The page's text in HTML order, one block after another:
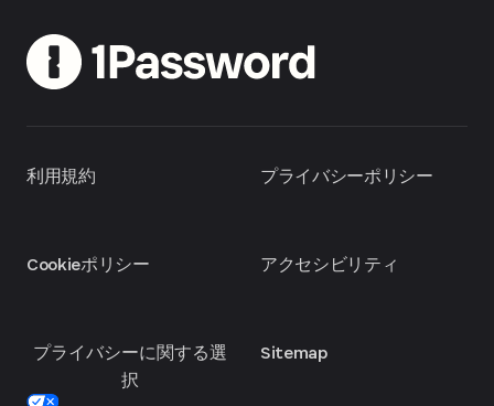
利用規約
Cookieポリシー
プライバシーに関する選
択
プライバシーポリシー
アクセシビリティ
Sitemap